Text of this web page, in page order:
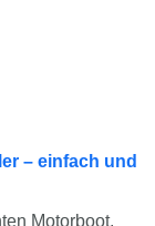
– einfach und
Motorboot,